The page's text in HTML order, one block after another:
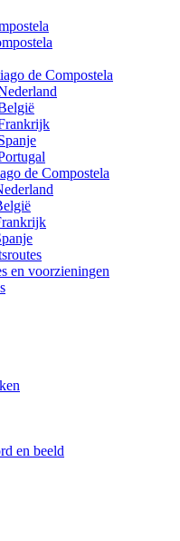
de Compostela
de Compostela
en voorzieningen
en beeld